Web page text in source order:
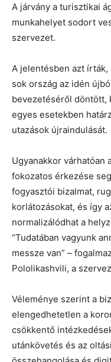
A járvány a turisztikai
munkahelyet sodort
szervezet.
A jelentésben azt
sok ország az idén
bevezetéséről döntött,
egyes esetekben
utazások újraindulását.
Ugyanakkor várhatóan
fokozatos érkezése
fogyasztói bizalmat,
korlátozásokat, és így
normalizálódhat a
“Tudatában vagyunk
messze van” –
Pololikashvili, a
Véleménye szerint a
elengedhetetlen a
csökkentő
utánkövetés és az